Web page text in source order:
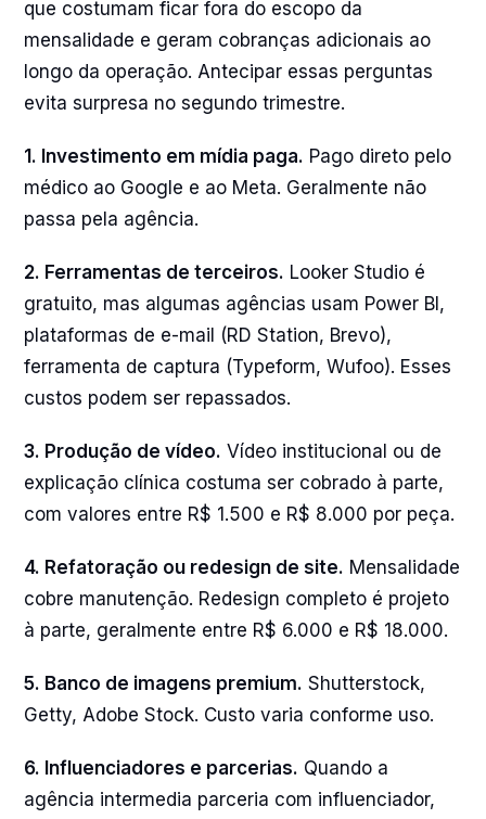
que costumam ficar fora do escopo da
mensalidade e geram cobranças adicionais ao
longo da operação. Antecipar essas perguntas
evita surpresa no segundo trimestre.
1. Investimento em mídia paga. Pago direto pelo
médico ao Google e ao Meta. Geralmente não
passa pela agência.
2. Ferramentas de terceiros. Looker Studio é
gratuito, mas algumas agências usam Power BI,
plataformas de e-mail (RD Station, Brevo),
ferramenta de captura (Typeform, Wufoo). Esses
custos podem ser repassados.
3. Produção de vídeo. Vídeo institucional ou de
explicação clínica costuma ser cobrado à parte,
com valores entre R$ 1.500 e R$ 8.000 por peça.
4. Refatoração ou redesign de site. Mensalidade
cobre manutenção. Redesign completo é projeto
à parte, geralmente entre R$ 6.000 e R$ 18.000.
5. Banco de imagens premium. Shutterstock,
Getty, Adobe Stock. Custo varia conforme uso.
6. Influenciadores e parcerias. Quando a
agência intermedia parceria com influenciador,